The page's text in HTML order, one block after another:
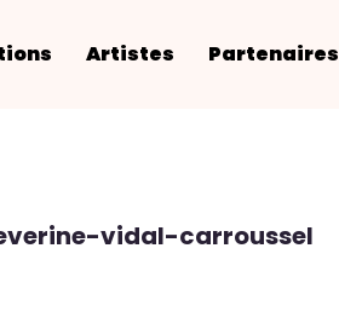
Artistes Partenaires
vidal-carroussel